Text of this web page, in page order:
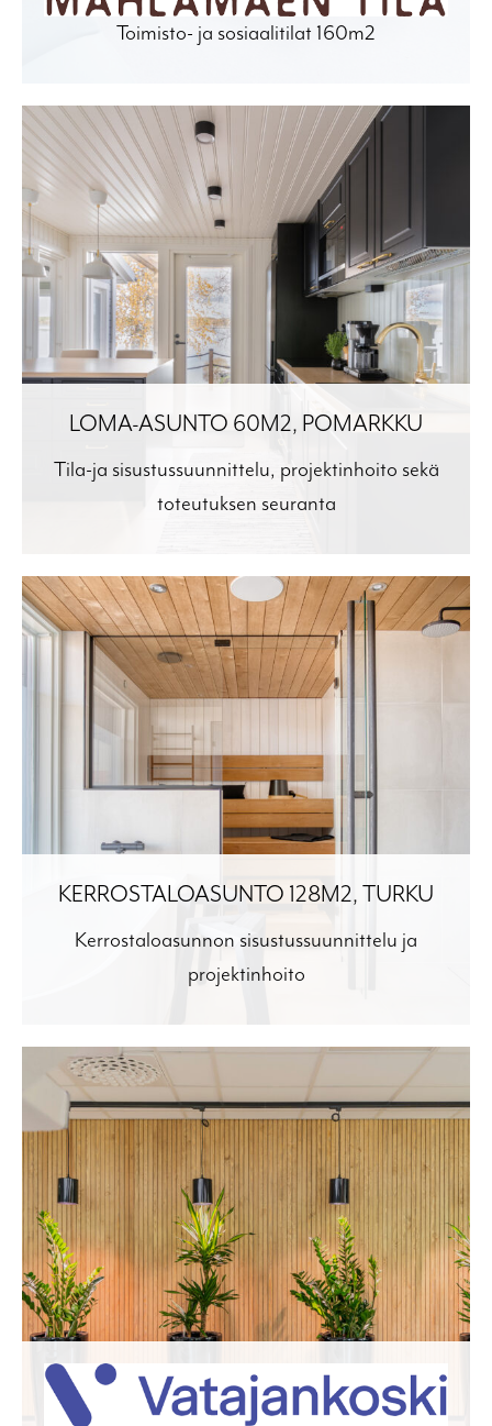
Toimisto- ja sosiaalitilat 160m2
LOMA-ASUNTO 60M2, POMARKKU
Tila-ja sisustussuunnittelu, projektinhoito sekä
toteutuksen seuranta
KERROSTALOASUNTO 128M2, TURKU
Kerrostaloasunnon sisustussuunnittelu ja
projektinhoito